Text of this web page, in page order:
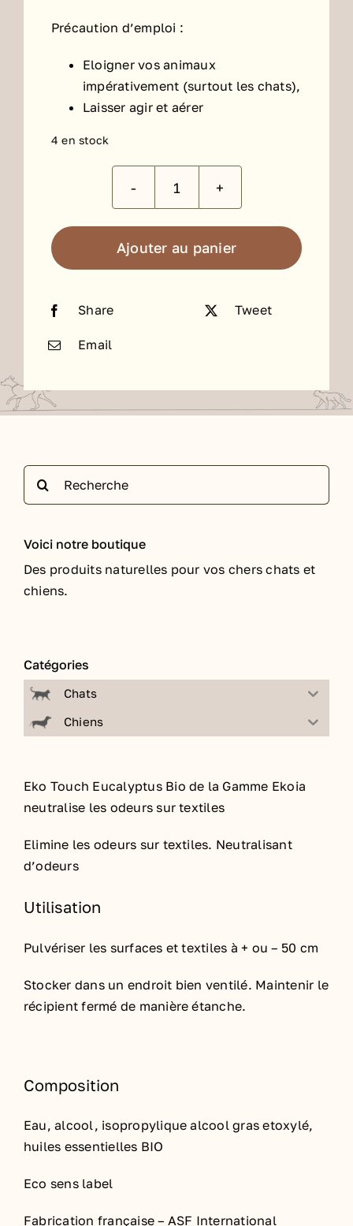
Précaution d’emploi :
Eloigner vos animaux
impérativement (surtout les chats),
Laisser agir et aérer
4 en stock
quantité
EKOIA
Eko
Eucalyptus
Ajouter au panier
Share Tweet
Email
Rechercher:
Voici notre boutique
Des produits naturelles pour vos chers chats et
chiens.
Catégories
Chats
Chiens
Eko Touch Eucalyptus Bio de la Gamme Ekoia
neutralise les odeurs sur textiles
Elimine les odeurs sur textiles. Neutralisant
d’odeurs
Utilisation
Pulvériser les surfaces et textiles à + ou – 50 cm
Stocker dans un endroit bien ventilé. Maintenir le
récipient fermé de manière étanche.
Composition
Eau, alcool, isopropylique alcool gras etoxylé,
huiles essentielles BIO
Eco sens label
Fabrication française – ASF International